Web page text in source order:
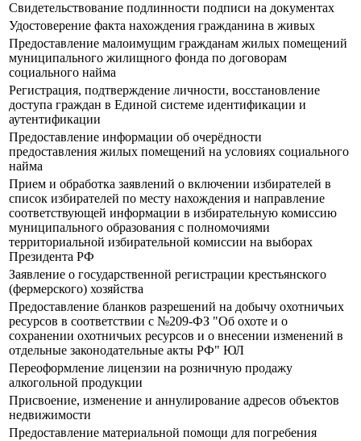
Свидетельствование подлинности подписи на документах
Удостоверение факта нахождения гражданина в живых
Предоставление малоимущим гражданам жилых помещений
муниципального жилищного фонда по договорам
социального найма
Регистрация, подтверждение личности, восстановление
доступа граждан в Единой системе идентификации и
аутентификации
Предоставление информации об очерёдности
предоставления жилых помещений на условиях социального
найма
Прием и обработка заявлений о включении избирателей в
список избирателей по месту нахождения и направление
соответствующей информации в избирательную комиссию
муниципального образования с полномочиями
территориальной избирательной комиссии на выборах
Президента РФ
Заявление о государственной регистрации крестьянского
(фермерского) хозяйства
Предоставление бланков разрешений на добычу охотничьих
ресурсов в соответствии с №209-ФЗ "Об охоте и о
сохранении охотничьих ресурсов и о внесении изменений в
отдельные законодательные акты РФ" ЮЛ
Переоформление лицензии на розничную продажу
алкогольной продукции
Присвоение, изменение и аннулирование адресов объектов
недвижимости
Предоставление материальной помощи для погребения